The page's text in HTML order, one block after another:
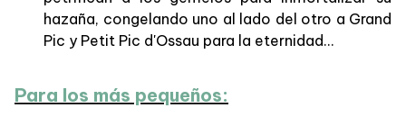
hazaña, congelando uno al lado del otro a Grand
Pic y Petit Pic d'Ossau para la eternidad...
Para los más pequeños: